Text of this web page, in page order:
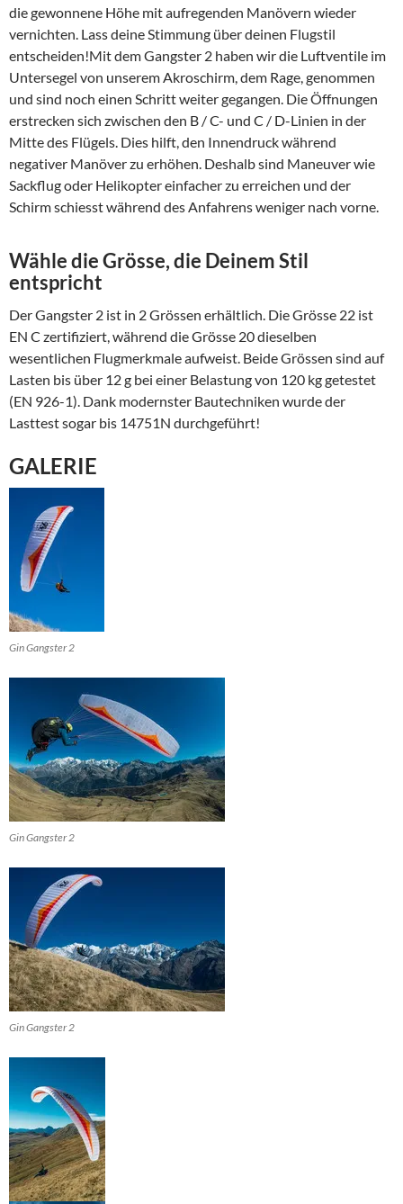
die gewonnene Höhe mit aufregenden Manövern wieder
vernichten. Lass deine Stimmung über deinen Flugstil
entscheiden!Mit dem Gangster 2 haben wir die Luftventile im
Untersegel von unserem Akroschirm, dem Rage, genommen
und sind noch einen Schritt weiter gegangen. Die Öffnungen
erstrecken sich zwischen den B / C- und C / D-Linien in der
Mitte des Flügels. Dies hilft, den Innendruck während
negativer Manöver zu erhöhen. Deshalb sind Maneuver wie
Sackflug oder Helikopter einfacher zu erreichen und der
Schirm schiesst während des Anfahrens weniger nach vorne.
Wähle die Grösse, die Deinem Stil
entspricht
Der Gangster 2 ist in 2 Grössen erhältlich. Die Grösse 22 ist
EN C zertifiziert, während die Grösse 20 dieselben
wesentlichen Flugmerkmale aufweist. Beide Grössen sind auf
Lasten bis über 12 g bei einer Belastung von 120 kg getestet
(EN 926-1). Dank modernster Bautechniken wurde der
Lasttest sogar bis 14751N durchgeführt!
GALERIE
Gin Gangster 2
Gin Gangster 2
Gin Gangster 2